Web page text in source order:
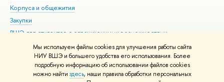
Мы используем файлы cookies для улучшения работы сайта
НИУ ВШЭ и большего удобства его использования. Более
подробную информацию об использовании файлов cookies
можно найти здесь, наши правила обработки персональных
Корпуса и общежития
Закупки
ВШЭ для студентов с ограниченными возможностями
здоровья и инвалидностью
Версия для слабовидящих
Единая платежная страница